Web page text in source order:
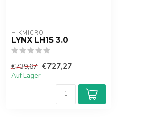
HIKMICRO
LYNX LH15 3.0
€739,67 €727,27
Auf Lager